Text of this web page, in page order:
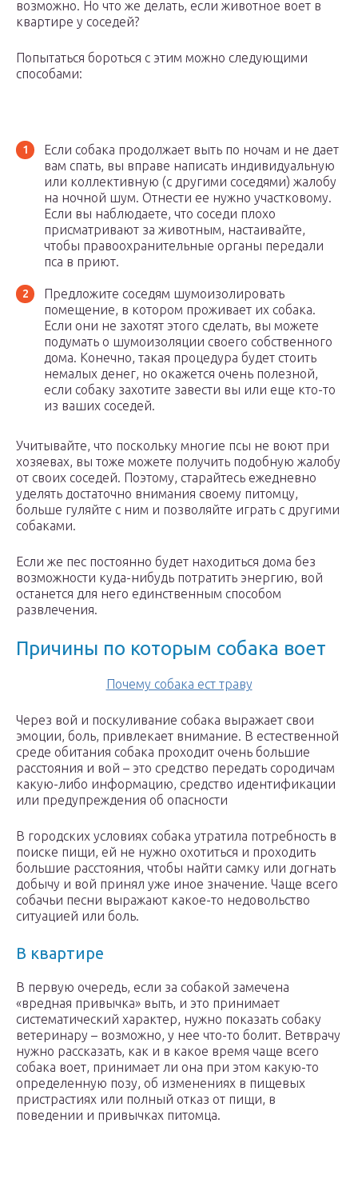
возможно. Но что же делать, если животное воет в
квартире у соседей?
Попытаться бороться с этим можно следующими
способами:
Если собака продолжает выть по ночам и не дает
вам спать, вы вправе написать индивидуальную
или коллективную (с другими соседями) жалобу
на ночной шум. Отнести ее нужно участковому.
Если вы наблюдаете, что соседи плохо
присматривают за животным, настаивайте,
чтобы правоохранительные органы передали
пса в приют.
Предложите соседям шумоизолировать
помещение, в котором проживает их собака.
Если они не захотят этого сделать, вы можете
подумать о шумоизоляции своего собственного
дома. Конечно, такая процедура будет стоить
немалых денег, но окажется очень полезной,
если собаку захотите завести вы или еще кто-то
из ваших соседей.
Учитывайте, что поскольку многие псы не воют при
хозяевах, вы тоже можете получить подобную жалобу
от своих соседей. Поэтому, старайтесь ежедневно
уделять достаточно внимания своему питомцу,
больше гуляйте с ним и позволяйте играть с другими
собаками.
Если же пес постоянно будет находиться дома без
возможности куда-нибудь потратить энергию, вой
останется для него единственным способом
развлечения.
Причины по которым собака воет
Почему собака ест траву
Через вой и поскуливание собака выражает свои
эмоции, боль, привлекает внимание. В естественной
среде обитания собака проходит очень большие
расстояния и вой – это средство передать сородичам
какую-либо информацию, средство идентификации
или предупреждения об опасности
В городских условиях собака утратила потребность в
поиске пищи, ей не нужно охотиться и проходить
большие расстояния, чтобы найти самку или догнать
добычу и вой принял уже иное значение. Чаще всего
собачьи песни выражают какое-то недовольство
ситуацией или боль.
В квартире
В первую очередь, если за собакой замечена
«вредная привычка» выть, и это принимает
систематический характер, нужно показать собаку
ветеринару – возможно, у нее что-то болит. Ветврачу
нужно рассказать, как и в какое время чаще всего
собака воет, принимает ли она при этом какую-то
определенную позу, об изменениях в пищевых
пристрастиях или полный отказ от пищи, в
поведении и привычках питомца.